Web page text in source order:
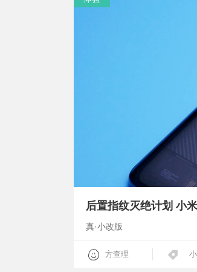
后置指纹灭绝计划 小
真·小改版
方查理